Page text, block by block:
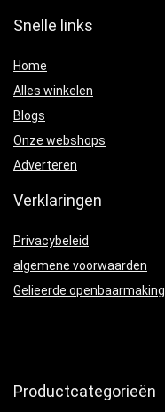
Snelle links
Home
Alles winkelen
Blogs
Onze webshops
Adverteren
Verklaringen
Privacybeleid
algemene voorwaarden
Gelieerde openbaarmaking
Productcategorieën